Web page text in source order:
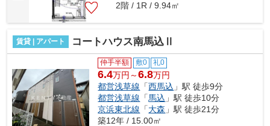
2階 / 1R / 9.94㎡
賃貸 | アパート コートハウス南馬込Ⅱ
仲手半額 敷0 礼0
6.4万円～6.8万円
都営浅草線 「西馬込 」駅 徒歩9分
都営浅草線 「馬込 」駅 徒歩10分
京浜東北線 「大森 」駅 徒歩21分
築12年 / 15.00㎡